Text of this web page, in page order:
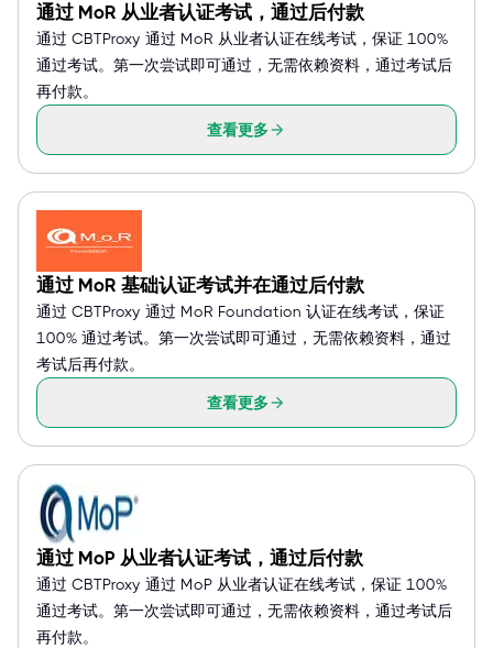
通过 MoR 从业者认证考试，通过后付款
通过 CBTProxy 通过 MoR 从业者认证在线考试，保证 100%
通过考试。第一次尝试即可通过，无需依赖资料，通过考试后
再付款。
查看更多
通过 MoR 基础认证考试并在通过后付款
通过 CBTProxy 通过 MoR Foundation 认证在线考试，保证
100% 通过考试。第一次尝试即可通过，无需依赖资料，通过
考试后再付款。
查看更多
通过 MoP 从业者认证考试，通过后付款
通过 CBTProxy 通过 MoP 从业者认证在线考试，保证 100%
通过考试。第一次尝试即可通过，无需依赖资料，通过考试后
再付款。